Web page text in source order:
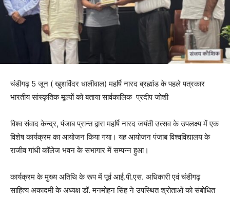
चंडीगढ़ 5 जून ( खुशविंदर धालीवाल) महर्षि नारद ब्रह्मांड के पहले पत्रकार
भारतीय सांस्कृतिक मूल्यों को बताया सार्वकालिक प्रदीप जोशी
विश्व संवाद केन्द्र, पंजाब प्रान्त द्वारा महर्षि नारद जयंती उत्सव के उपलक्ष्य में एक
विशेष कार्यक्रम का आयोजन किया गया। यह आयोजन पंजाब विश्वविद्यालय के
राजीव गांधी कॉलेज भवन के सभागार में सम्पन्न हुआ।
कार्यक्रम के मुख्य अतिथि के रूप में पूर्व आई.पी.एस. अधिकारी एवं चंडीगढ़
साहित्य अकादमी के अध्यक्ष डॉ. मनमोहन सिंह ने उपस्थित श्रोताओं को संबोधित